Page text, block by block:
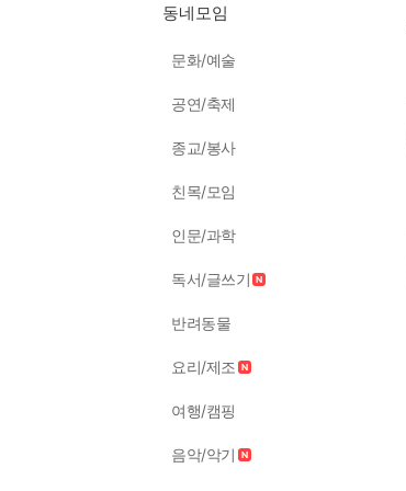
동네모임
문화/예술
공연/축제
종교/봉사
친목/모임
인문/과학
독서/글쓰기
반려동물
요리/제조
여행/캠핑
음악/악기